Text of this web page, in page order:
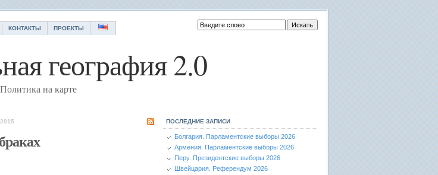
КОНТАКТЫ ПРОЕКТЫ
география 2.0
Политика на карте
ПОСЛЕДНИЕ ЗАПИСИ
Болгария. Парламентские выборы 2026
Армения. Парламентские выборы 2026
Перу. Президентские выборы 2026
Швейцария. Референдум 2026